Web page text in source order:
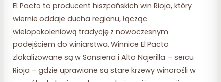
El Pacto to producent hiszpańskich win Rioja, który
wiernie oddaje ducha regionu, łącząc
wielopokoleniową tradycję z nowoczesnym
podejściem do winiarstwa. Winnice El Pacto
zlokalizowane są w Sonsierra i Alto Najerilla – sercu
Rioja – gdzie uprawiane są stare krzewy winorośli w